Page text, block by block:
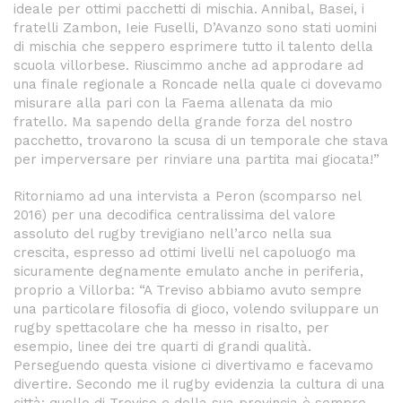
ideale per ottimi pacchetti di mischia. Annibal, Basei, i
fratelli Zambon, Ieie Fuselli, D’Avanzo sono stati uomini
di mischia che seppero esprimere tutto il talento della
scuola villorbese. Riuscimmo anche ad approdare ad
una finale regionale a Roncade nella quale ci dovevamo
misurare alla pari con la Faema allenata da mio
fratello. Ma sapendo della grande forza del nostro
pacchetto, trovarono la scusa di un temporale che stava
per imperversare per rinviare una partita mai giocata!”
Ritorniamo ad una intervista a Peron (scomparso nel
2016) per una decodifica centralissima del valore
assoluto del rugby trevigiano nell’arco nella sua
crescita, espresso ad ottimi livelli nel capoluogo ma
sicuramente degnamente emulato anche in periferia,
proprio a Villorba: “A Treviso abbiamo avuto sempre
una particolare filosofia di gioco, volendo sviluppare un
rugby spettacolare che ha messo in risalto, per
esempio, linee dei tre quarti di grandi qualità.
Perseguendo questa visione ci divertivamo e facevamo
divertire. Secondo me il rugby evidenzia la cultura di una